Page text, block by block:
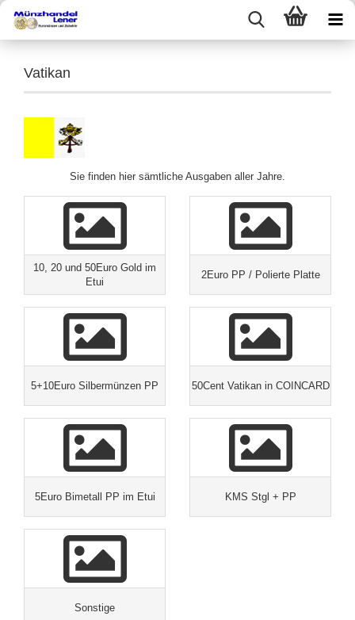
Vatikan
Sie finden hier sämtliche Ausgaben aller Jahre.
10, 20 und 50Euro Gold im
Etui
2Euro PP / Polierte Platte
5+10Euro Silbermünzen PP 50Cent Vatikan in COINCARD
5Euro Bimetall PP im Etui KMS Stgl + PP
Sonstige